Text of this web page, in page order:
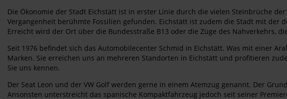
Die Ökonomie der Stadt Eichstätt ist in erster Linie durch die vielen Steinbrüche
Vergangenheit berühmte Fossilien gefunden. Eichstätt ist zudem die Stadt mit der
Erreicht wird der Ort über die Bundesstraße B13 oder die Züge des Nahverkehrs,
Seit 1976 befindet sich das Automobilecenter Schmid in Eichstätt. Was mit einer
Marken. Sie erreichen uns an mehreren Standorten in Eichstätt und profitieren
Sie uns kennen.
Der Seat Leon und der VW Golf werden gerne in einem Atemzug genannt. Der
Ansonsten unterstreicht das spanische Kompaktfahrzeug jedoch seit seiner